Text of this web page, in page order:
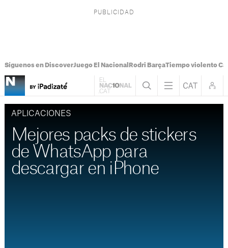
Síguenos en DiscoverJuego El Nacional Rodri BarçaTiempo violento
APLICACIONES
Mejores packs de stickers
de WhatsApp para
descargar en iPhone